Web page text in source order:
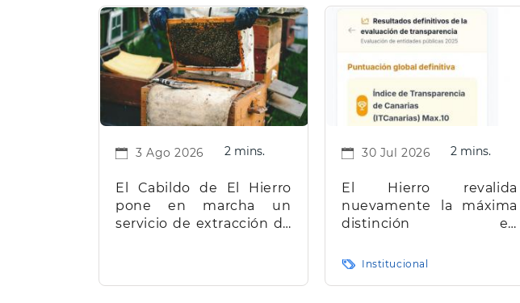
3 Ago 2026 2 mins.
El Cabildo de El Hierro
pone en marcha un
servicio de extracción de
30 Jul 2026 2 mins.
El Hierro revalida
nuevamente la máxima
distinción en
Canarias
Institucional
Paginación